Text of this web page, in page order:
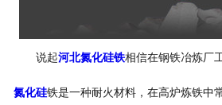
说起河北氮化硅铁相信在钢铁冶炼厂
氮化硅铁是一种耐火材料，在高炉炼铁中